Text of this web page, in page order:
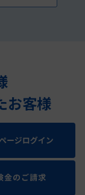
お客様